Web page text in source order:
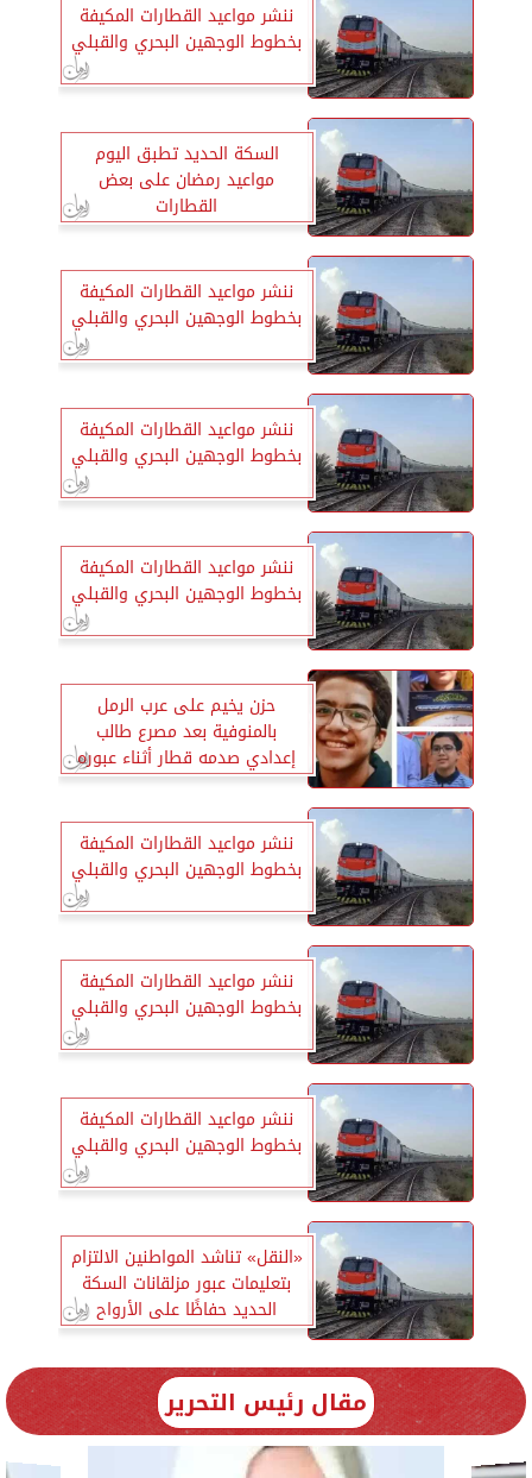
ننشر مواعيد القطارات المكيفة
بخطوط الوجهين البحري والقبلي
السكة الحديد تطبق اليوم
مواعيد رمضان على بعض
القطارات
ننشر مواعيد القطارات المكيفة
بخطوط الوجهين البحري والقبلي
ننشر مواعيد القطارات المكيفة
بخطوط الوجهين البحري والقبلي
ننشر مواعيد القطارات المكيفة
بخطوط الوجهين البحري والقبلي
حزن يخيم على عرب الرمل
بالمنوفية بعد مصرع طالب
إعدادي صدمه قطار أثناء عبوره
السكة الحديد
ننشر مواعيد القطارات المكيفة
بخطوط الوجهين البحري والقبلي
ننشر مواعيد القطارات المكيفة
بخطوط الوجهين البحري والقبلي
ننشر مواعيد القطارات المكيفة
بخطوط الوجهين البحري والقبلي
«النقل» تناشد المواطنين الالتزام
بتعليمات عبور مزلقانات السكة
الحديد حفاظًا على الأرواح
مقال رئيس التحرير